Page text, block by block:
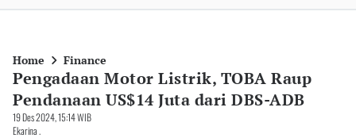
Home Finance
Pengadaan Motor Listrik, TOBA Raup
Pendanaan US$14 Juta dari DBS-ADB
19 Des 2024, 15:14 WIB
Ekarina .